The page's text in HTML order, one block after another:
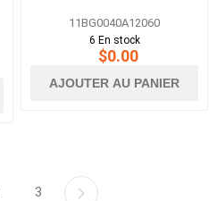
11BG0040A12060
6 En stock
$0.00
AJOUTER AU PANIER
3